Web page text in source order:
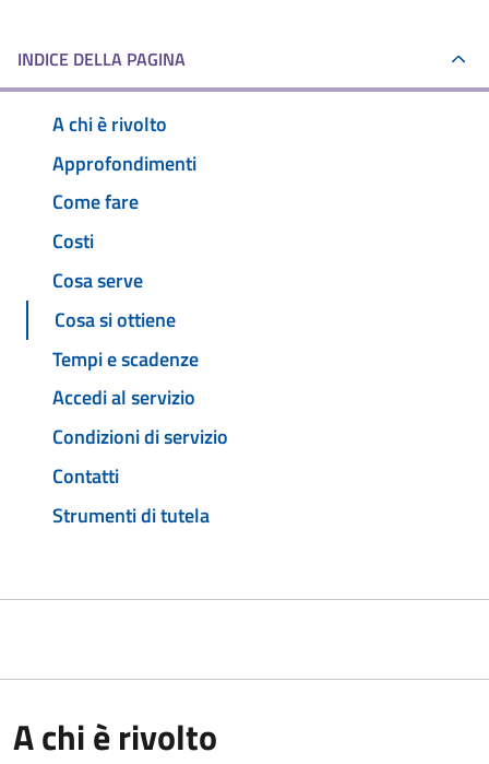
INDICE DELLA PAGINA
A chi è rivolto
Approfondimenti
Come fare
Costi
Cosa serve
Cosa si ottiene
Tempi e scadenze
Accedi al servizio
Condizioni di servizio
Contatti
Strumenti di tutela
A chi è rivolto